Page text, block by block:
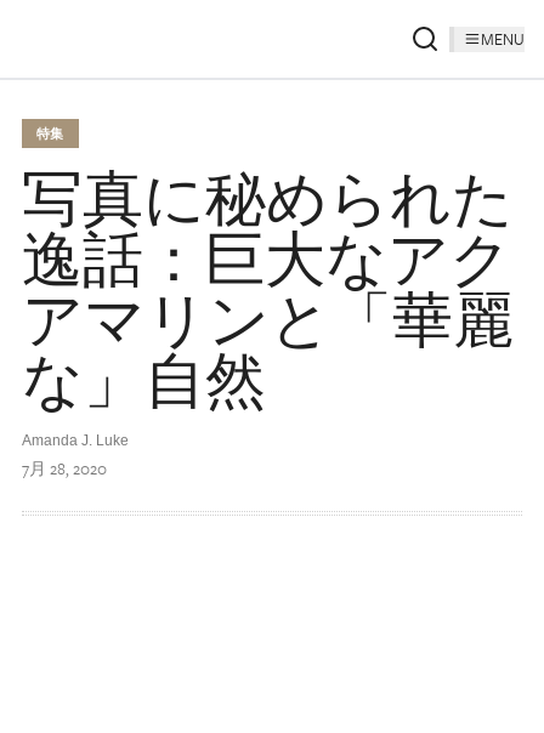
MENU
特集
写真に秘められた
逸話：巨大なアク
アマリンと「華麗
な」自然
Amanda J. Luke
7月 28, 2020